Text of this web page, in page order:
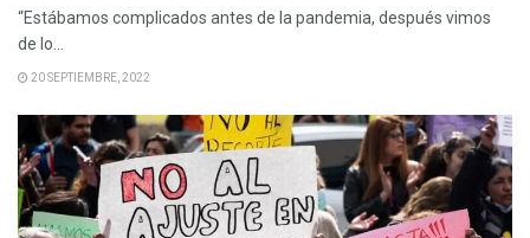
“Estábamos complicados antes de la pandemia, después vimos
de lo...
20 SEPTIEMBRE, 2022